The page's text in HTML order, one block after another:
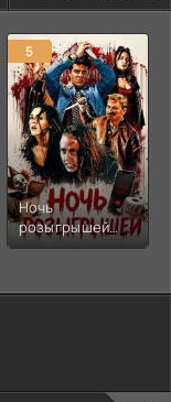
5
Ночь
розыгрышей
(2026)